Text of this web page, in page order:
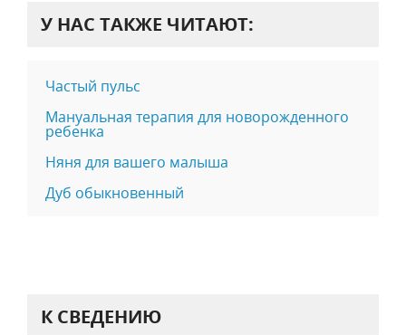
У НАС ТАКЖЕ ЧИТАЮТ:
Частый пульс
Мануальная терапия для новорожденного
ребенка
Няня для вашего малыша
Дуб обыкновенный
К СВЕДЕНИЮ